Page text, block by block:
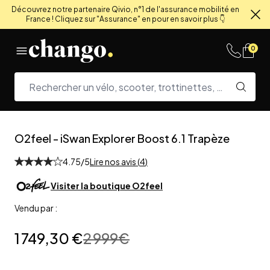
Découvrez notre partenaire Qivio, n°1 de l'assurance mobilité en
France ! Cliquez sur "Assurance" en pour en savoir plus 👇
0
O2feel - iSwan Explorer Boost 6.1 Trapèze
4.75/5Lire nos avis (4)
Visiter la boutique O2feel
Vendu par :
1 749,30 €2 999€